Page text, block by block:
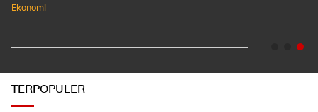
Dkk?
TERPOPULER